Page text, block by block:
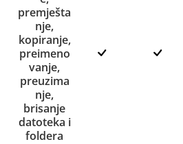
premješta
nje,
kopiranje,
preimeno
vanje,
preuzima
nje,
brisanje
datoteka i
foldera